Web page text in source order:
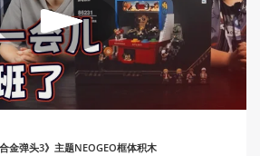
金弹头3》主题NEOGEO框体积木